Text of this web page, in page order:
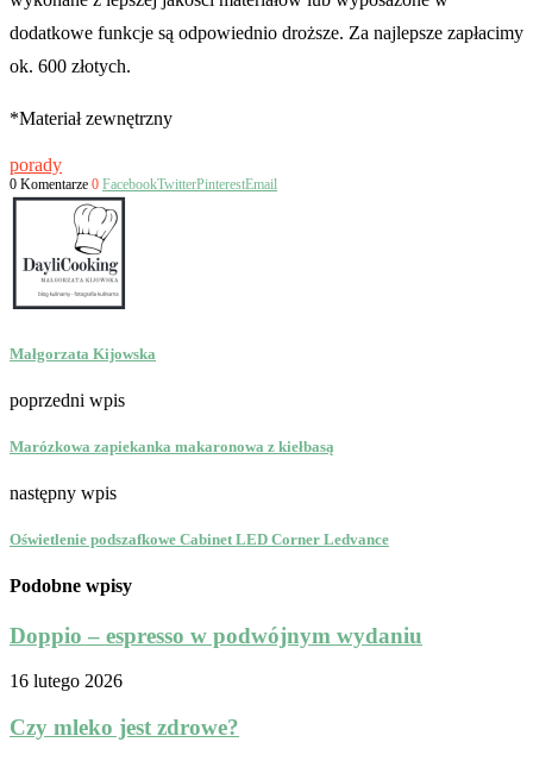
dodatkowe funkcje są odpowiednio droższe. Za najlepsze zapłacimy
ok. 600 złotych.
*Materiał zewnętrzny
porady
0 Komentarze 0 FacebookTwitterPinterestEmail
Małgorzata Kijowska
poprzedni wpis
Marózkowa zapiekanka makaronowa z kiełbasą
następny wpis
Oświetlenie podszafkowe Cabinet LED Corner Ledvance
Podobne wpisy
Doppio – espresso w podwójnym wydaniu
16 lutego 2026
Czy mleko jest zdrowe?